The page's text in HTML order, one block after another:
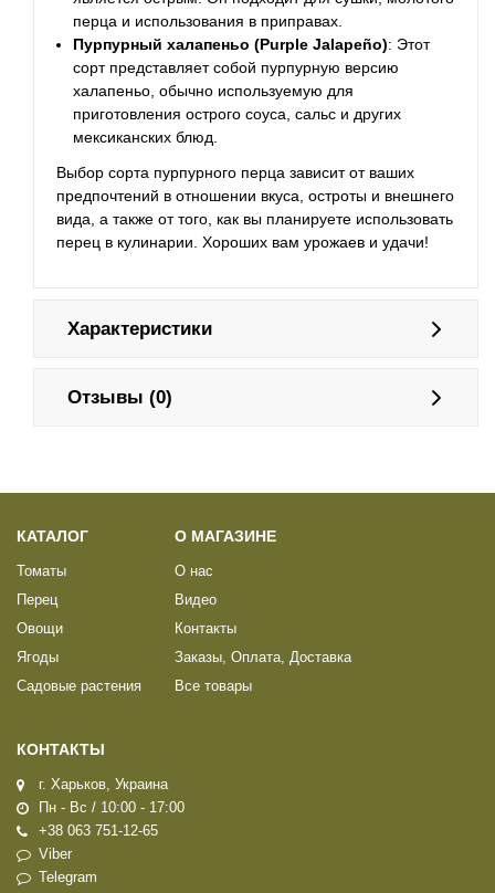
перца и использования в приправах.
Пурпурный халапеньо (Purple Jalapeño): Этот
сорт представляет собой пурпурную версию
халапеньо, обычно используемую для
приготовления острого соуса, сальс и других
мексиканских блюд.
Выбор сорта пурпурного перца зависит от ваших
предпочтений в отношении вкуса, остроты и внешнего
вида, а также от того, как вы планируете использовать
перец в кулинарии. Хороших вам урожаев и удачи!
Характеристики
Отзывы (0)
КАТАЛОГ
Томаты
Перец
Овощи
Ягоды
Садовые растения
О МАГАЗИНЕ
О нас
Видео
Контакты
Заказы, Оплата, Доставка
Все товары
КОНТАКТЫ
г. Харьков, Украина
Пн - Вс / 10:00 - 17:00
+38 063 751-12-65
Viber
Telegram